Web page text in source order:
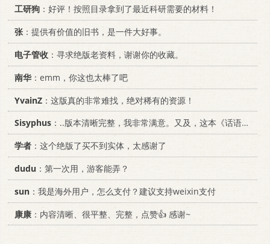
工研狗 ：好评！按照目录拿到了最近科研需要的材料！
张：提供有价值的旧书，是一件大好事。
电子管收 ：寻求绝版老资料，谢谢你的收藏。
南华：emm，你这也太棒了吧
YvainZ ：这版真的非常难找，绝对稀有的资源！
Sisyphus ：..版本清晰完整，我非常满意。又及，这本《话语的真相》...
学者 ：这个绝版了买不到实体，太感谢了
dudu ：第一次用，游客能弄？
sun ：我是海外用户，怎么支付？建议支持weixin支付
康康 ：内容清晰、很平整、完整，点赞👍 感谢~